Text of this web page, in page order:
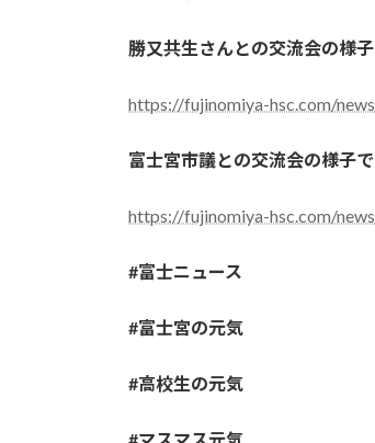
勝又共生さんとの交流会の様子
https://fujinomiya-hsc.com/
富士宮市議との交流会の様子で
https://fujinomiya-hsc.com/
#富士ニュース
#富士宮の元気
#高校生の元気